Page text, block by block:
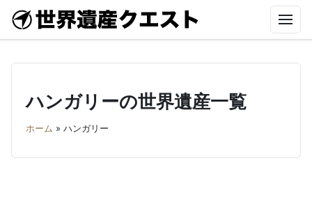
世
界
産
ト-
World
世界遺産クエストとは
2026年新規登録の世界遺産
ハンガリーの世界遺産一覧
ホーム » ハンガリー
ドラーシ通りの見どころを解説